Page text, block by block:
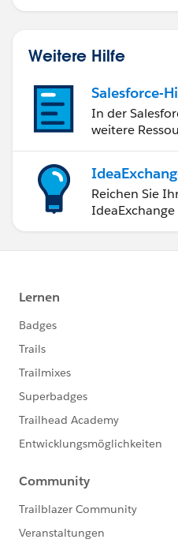
Weitere Hilfe
Salesforce-
In der
weitere
Reichen Sie
IdeaExchange